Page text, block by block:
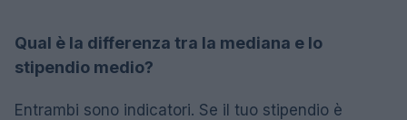
Qual è la differenza tra la mediana e lo
stipendio medio?
Entrambi sono indicatori. Se il tuo stipendio è